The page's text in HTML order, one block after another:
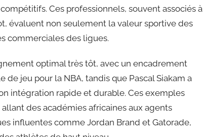
Ces professionnels, souvent associés à
évaluent non seulement la valeur sportive des
commerciales des ligues.
optimal très tôt, avec un encadrement
de jeu pour la NBA, tandis que Pascal Siakam a
intégration rapide et durable. Ces exemples
des académies africaines aux agents
influentes comme Jordan Brand et Gatorade,